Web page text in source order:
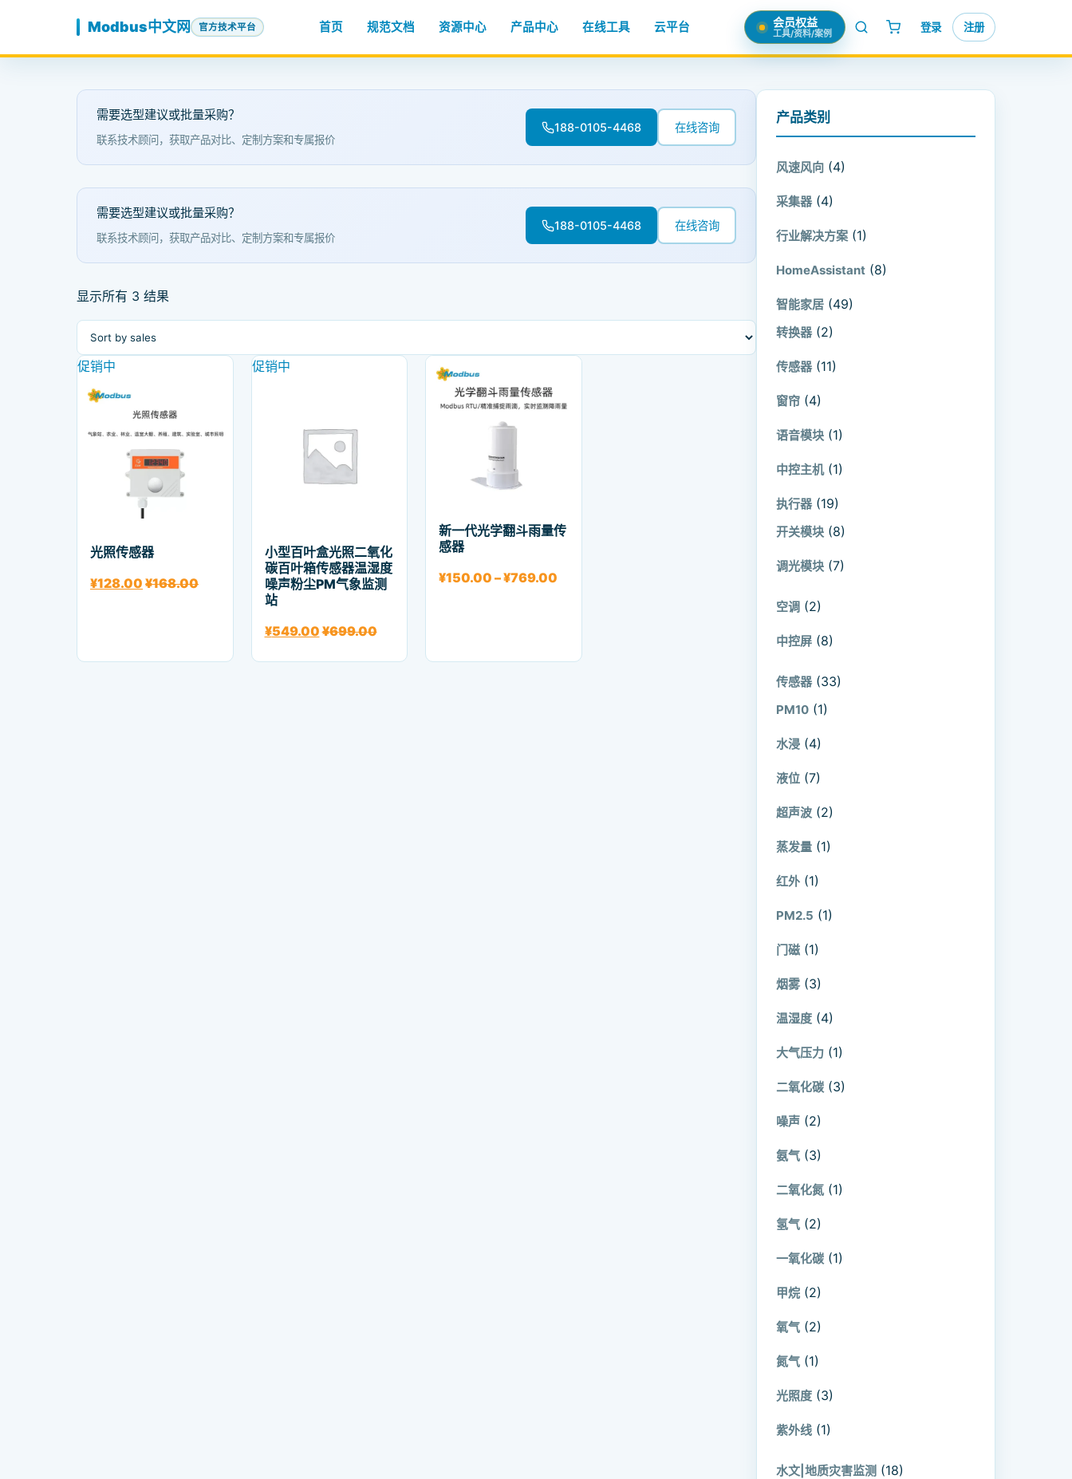
Modbus中文网 官方技术平台 首页 规范文档 资源中心 产品中心 在线工具 云平台 会员权益
工具/资料/案例 登录 注册
需要选型建议或批量采购？
联系技术顾问，获取产品对比、定制方案和专属报价
188-0105-4468 在线咨询
需要选型建议或批量采购？
联系技术顾问，获取产品对比、定制方案和专属报价
188-0105-4468 在线咨询
显示所有 3 结果
促销中
光照传感器
¥128.00 ¥168.00
促销中
小型百叶盒光照二氧化
碳百叶箱传感器温湿度
噪声粉尘PM气象监测
站
¥549.00¥699.00
新一代光学翻斗雨量传
感器
¥150.00 –¥769.00
产品类别
风速风向 (4)
采集器 (4)
行业解决方案 (1)
HomeAssistant (8)
智能家居 (49)
转换器 (2)
传感器 (11)
窗帘 (4)
语音模块 (1)
中控主机 (1)
执行器 (19)
开关模块 (8)
调光模块 (7)
空调 (2)
中控屏 (8)
传感器 (33)
PM10 (1)
水浸 (4)
液位 (7)
超声波 (2)
蒸发量 (1)
红外 (1)
PM2.5 (1)
门磁 (1)
烟雾 (3)
温湿度 (4)
大气压力 (1)
二氧化碳 (3)
噪声 (2)
氨气 (3)
二氧化氮 (1)
氢气 (2)
一氧化碳 (1)
甲烷 (2)
氧气 (2)
氮气 (1)
光照度 (3)
紫外线 (1)
水文|地质灾害监测 (18)